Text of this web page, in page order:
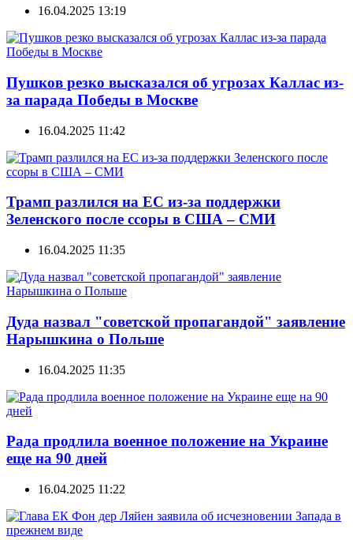
16.04.2025 13:19
Пушков резко высказался об угрозах Каллас из-
за парада Победы в Москве
16.04.2025 11:42
Трамп разлился на ЕС из-за поддержки
Зеленского после ссоры в США – СМИ
16.04.2025 11:35
Дуда назвал "советской пропагандой" заявление
Нарышкина о Польше
16.04.2025 11:35
Рада продлила военное положение на Украине
еще на 90 дней
16.04.2025 11:22